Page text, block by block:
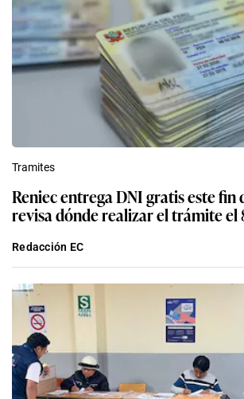
Tramites
Reniec entrega DNI gratis este fin
revisa dónde realizar el trámite el
Redacción EC